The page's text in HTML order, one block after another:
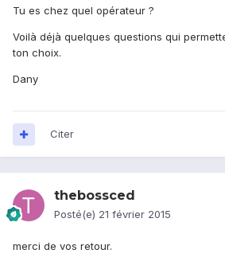
Tu es chez quel opérateur ?
Voilà déjà quelques questions qui
ton choix.
Dany
Citer
thebossced
Posté(e) 21 février 2015
merci de vos retour.